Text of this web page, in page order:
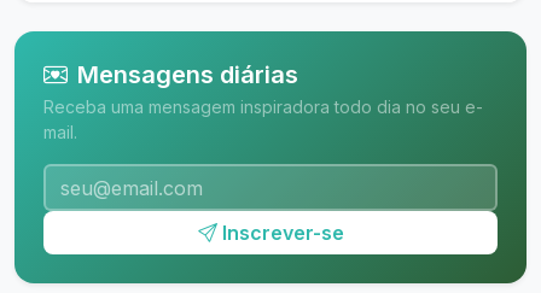
Mensagens diárias
Receba uma mensagem inspiradora todo dia no seu e-
mail.
Inscrever-se